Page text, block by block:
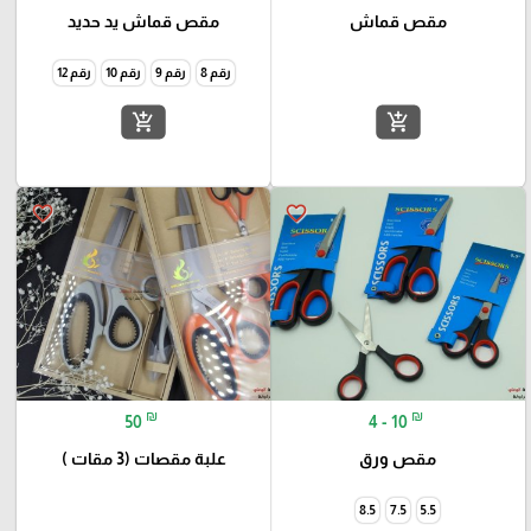
مقص قماش
add_shopping_cart
مقص قماش يد حديد
رقم 8 رقم 9 رقم 10 رقم 12
add_shopping_cart
favorite_border
4 - 10 ₪
مقص ورق
5.5
7.5
8.5
favorite_border
50 ₪
علبة مقصات (3 مقات )